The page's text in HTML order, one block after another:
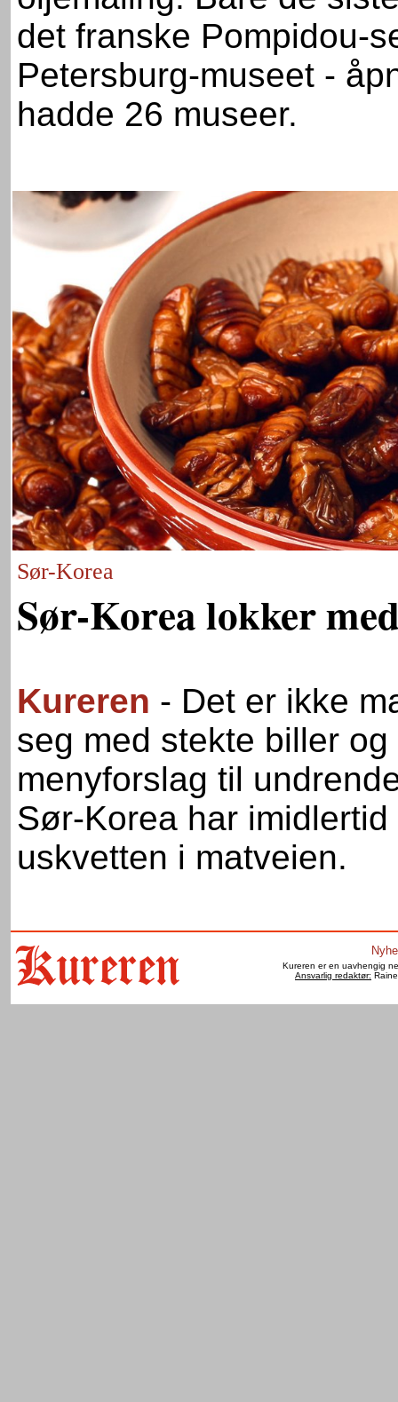
det franske Pompidou-
Petersburg-museet -
hadde 26 museer.
Sør-Korea
Sør-Korea lokker
Kureren - Det er ikke
seg med stekte biller
menyforslag til
Sør-Korea har
uskvetten i matveien.
Kureren er en uavhengig
Ansvarlig redaktør: